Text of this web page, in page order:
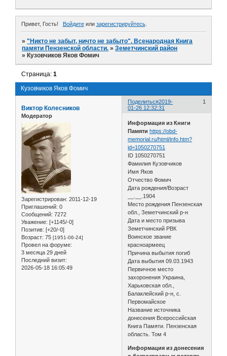
Привет, Гость! Войдитеили зарегистрируйтесь.
»"Никто не забыт, ничто не забыто". Всенародная Книга
памяти Пензенской области. »Земетчинский район
» Кузовчиков Яков Фомич
Кузовчиков Яков Фомич
Страница:1
Поделиться 1
2019-
01-26 12:32:31
Виктор Колесников
Модератор
Зарегистрирован: 2011-12-19
Приглашений: 0
Сообщений: 7272
Уважение: [+1145/-0]
Позитив: [+20/-0]
Возраст: 75 [1951-06-24]
Провел на форуме:
3 месяца 29 дней
Последний визит:
2026-05-18 16:05:49
Информация из Книги
Памяти https://obd-
memorial.ru/html/info.htm?
id=1050270751
ID 1050270751
Фамилия Кузовчиков
Имя Яков
Отчество Фомич
Дата рождения/Возраст
__.__.1904
Место рождения Пензенская
обл., Земетчинский р-н
Дата и место призыва
Земетчинский РВК
Воинское звание
красноармеец
Причина выбытия погиб
Дата выбытия 09.03.1943
Первичное место
захоронения Украина,
Харьковская обл.,
Балаклейский р-н, с.
Первомайское
Название источника
донесения Всероссийская
Книга Памяти. Пензенская
область. Том 4
Информация из донесения